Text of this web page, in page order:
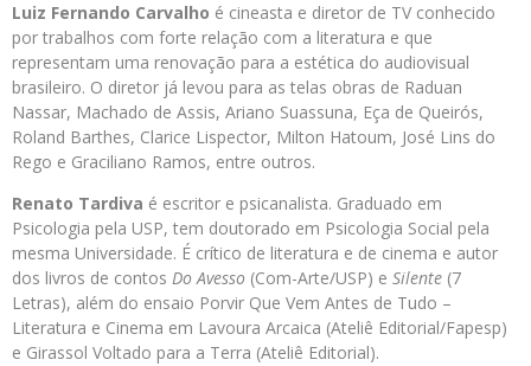
Luiz Fernando Carvalho é cineasta e diretor de TV conhecido
por trabalhos com forte relação com a literatura e que
representam uma renovação para a estética do audiovisual
brasileiro. O diretor já levou para as telas obras de Raduan
Nassar, Machado de Assis, Ariano Suassuna, Eça de Queirós,
Roland Barthes, Clarice Lispector, Milton Hatoum, José Lins do
Rego e Graciliano Ramos, entre outros.
Renato Tardiva é escritor e psicanalista. Graduado em
Psicologia pela USP, tem doutorado em Psicologia Social pela
mesma Universidade. É crítico de literatura e de cinema e autor
dos livros de contos Do Avesso (Com-Arte/USP) e Silente (7
Letras), além do ensaio Porvir Que Vem Antes de Tudo –
Literatura e Cinema em Lavoura Arcaica (Ateliê Editorial/Fapesp)
e Girassol Voltado para a Terra (Ateliê Editorial).